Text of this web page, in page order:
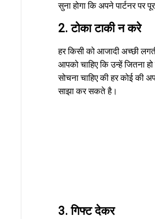
सुना होगा कि अपने पार्टनर पर
2. टोका टाकी न करे
हर किसी को आजादी अच्छी
आपको चाहिए कि उन्हें जितना
सोचना चाहिए की हर कोई की
साझा कर सकते है।
3. गिफ्ट देकर